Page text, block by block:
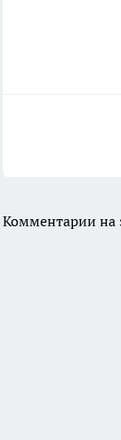
Комментарии на